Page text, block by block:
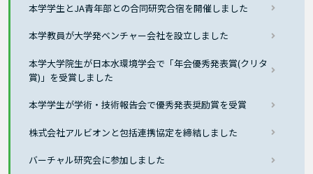
本学学生とJA青年部との合同研究合宿を開催しました
本学教員が大学発ベンチャー会社を設立しました
本学大学院生が日本水環境学会で「年会優秀発表賞(クリタ
賞)」を受賞しました
本学学生が学術・技術報告会で優秀発表奨励賞を受賞
株式会社アルビオンと包括連携協定を締結しました
バーチャル研究会に参加しました